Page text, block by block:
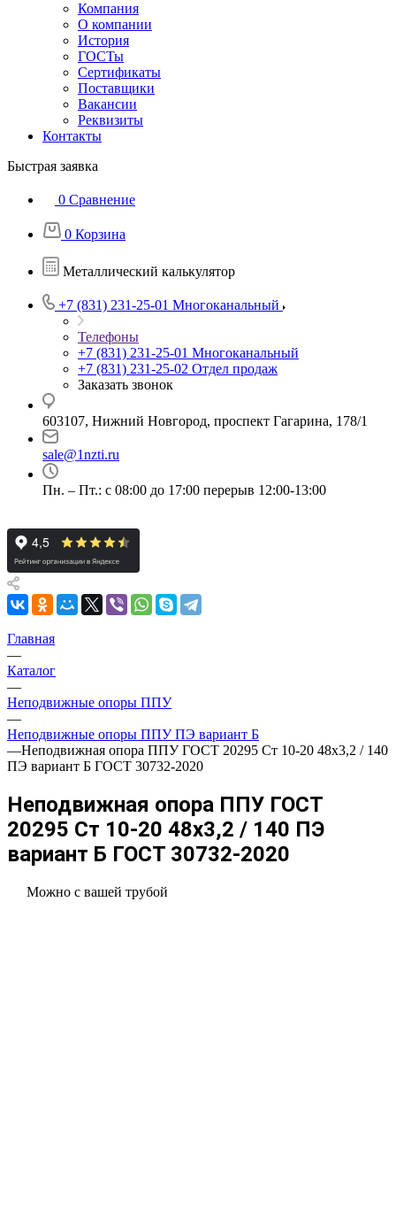
Компания
О компании
История
ГОСТы
Сертификаты
Поставщики
Вакансии
Реквизиты
Контакты
Быстрая заявка
0 Сравнение
0 Корзина
Металлический калькулятор
+7 (831) 231-25-01 Многоканальный
Телефоны
+7 (831) 231-25-01 Многоканальный
+7 (831) 231-25-02 Отдел продаж
Заказать звонок
603107, Нижний Новгород, проспект Гагарина, 178/1
sale@1nzti.ru
Пн. – Пт.: с 08:00 до 17:00 перерыв 12:00-13:00
Главная
—
Каталог
—
Неподвижные опоры ППУ
—
Неподвижные опоры ППУ ПЭ вариант Б
—Неподвижная опора ППУ ГОСТ 20295 Ст 10-20 48x3,2 / 140
ПЭ вариант Б ГОСТ 30732-2020
Неподвижная опора ППУ ГОСТ
20295 Ст 10-20 48x3,2 / 140 ПЭ
вариант Б ГОСТ 30732-2020
Можно с вашей трубой